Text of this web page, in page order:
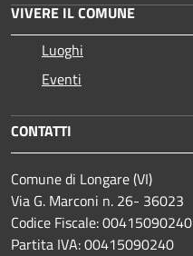
VIVERE IL COMUNE
Luoghi
Eventi
CONTATTI
Comune di Longare (VI)
Via G. Marconi n. 26- 36023
Codice Fiscale: 00415090240
Partita IVA: 00415090240